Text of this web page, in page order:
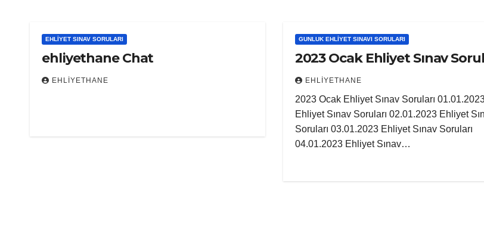
EHLIYET SINAV SORULARI
ehliyethane Chat
EHLIYETHANE
GUNLUK EHLIYET SINAVI SORULARI
2023 Ocak Ehliyet Sınav
EHLIYETHANE
2023 Ocak Ehliyet Sınav Soruları
Ehliyet Sınav Soruları 02.01.2023 Ehliyet
Soruları 03.01.2023 Ehliyet Sınav Soruları
04.01.2023 Ehliyet Sınav…